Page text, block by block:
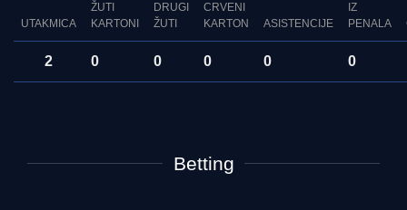
UTAKMICA
ŽUTI
KARTONI
DRUGI
ŽUTI
CRVENI
KARTON
ASISTENCIJE
IZ
PENALA
2 0 0 0 0 0
Betting